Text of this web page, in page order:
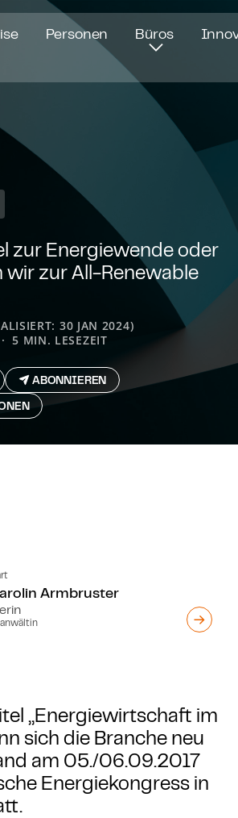
Personen Büros
zur Energiewende oder
wir zur All-Renewable
30 JAN 2024)
5 MIN. LESEZEIT
ABONNIEREN
Armbruster
„Energiewirtschaft im
sich die Branche neu
am 05./06.09.2017
Energiekongress in
Fenster